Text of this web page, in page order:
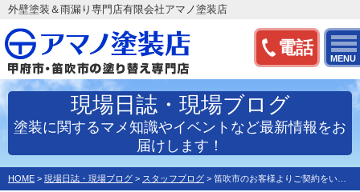
電話
MENU
外壁塗装＆雨漏り専門店有限会社アマノ塗装店
現場日誌・現場ブログ
塗装に関するマメ知識やイベントなど最新情報をお
届けします！
HOME > 現場日誌・現場ブログ > スタッフブログ > 笛吹市のお客様よりご契約をいただきました。／甲府市・笛吹市…